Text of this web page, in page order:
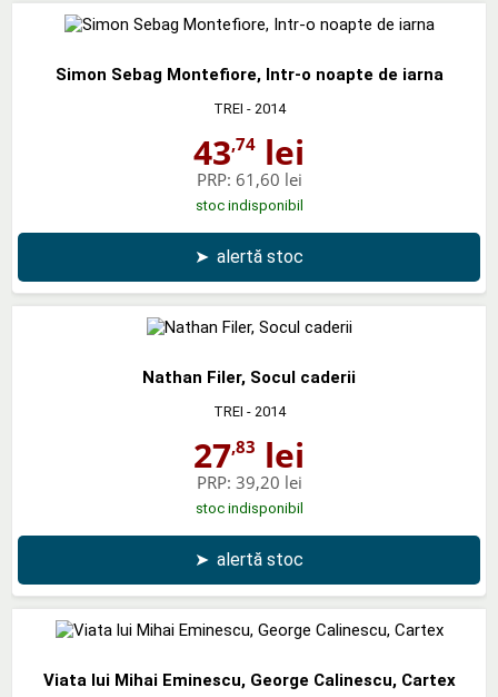
Simon Sebag Montefiore, Intr-o noapte de iarna
TREI - 2014
43,74 lei
PRP: 61,60 lei
stoc indisponibil
➤ alertă stoc
Nathan Filer, Socul caderii
TREI - 2014
27,83 lei
PRP: 39,20 lei
stoc indisponibil
➤ alertă stoc
Viata lui Mihai Eminescu, George Calinescu, Cartex